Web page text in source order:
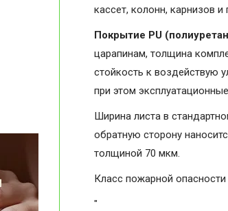
кассет, колонн, карнизов
Покрытие PU
царапинам, толщина
стойкость к воздействую
при этом
Ширина листа в
обратную сторону
толщиной 70 мкм.
Класс пожарной
"